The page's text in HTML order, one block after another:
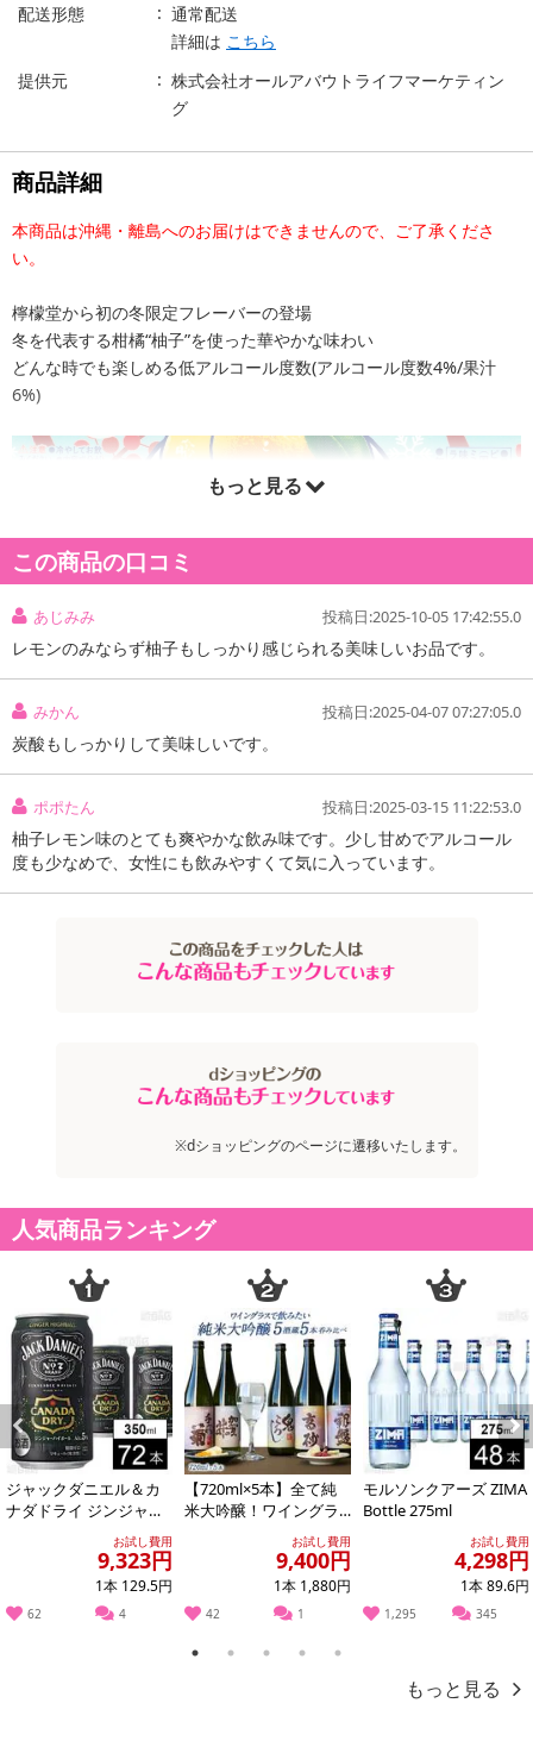
配送形態
通常配送
詳細は こちら
提供元
株式会社オールアバウトライフマーケティン
グ
商品詳細
本商品は沖縄・離島へのお届けはできませんので、ご了承くださ
い。
檸檬堂から初の冬限定フレーバーの登場
冬を代表する柑橘“柚子”を使った華やかな味わい
どんな時でも楽しめる低アルコール度数(アルコール度数4%/果汁
6%)
お申込みの際は 「商品情報」に記載されている「注意事項」を
必ずご確認ください。
記載されている内容を必ずご確認いただき、お届けする商品セット
にご納得いただきましたうえでお申し込みください。
※パッケージ変更や商品リニューアル(成分など含む)等により、参考
の掲載画像や画像内のバーコードなど、お届け商品と多少異なる場
合がございます。
また、[新たな加工食品の原料原産地表示制度]の経過措置期間の終
了により、商品詳細内に記載の原産国・原材料の表記が旧表記の場
合がございます。
あらかじめご了承いただいた上でお申込みください。なお、本理由
によるお申込み後のキャンセル・返品交換は対応いたしかねます。
【お支払いについて】
※送料はお試し費用に含まれております。
※お支払い方法は、電話料金合算払い、クレジットカード、dポイン
トの利用となります。
【発送・お届け・商品について】
※お申込み頂きました商品の同梱、お届けの日時指定はいたしかね
もっと見る
この商品の口コミ
あじみみ 投稿日:2025-10-05 17:42:55.0
レモンのみならず柚子もしっかり感じられる美味しいお品です。
みかん 投稿日:2025-04-07 07:27:05.0
炭酸もしっかりして美味しいです。
ポポたん 投稿日:2025-03-15 11:22:53.0
柚子レモン味のとても爽やかな飲み味です。少し甘めでアルコール
度も少なめで、女性にも飲みやすくて気に入っています。
※dショッピングのページに遷移いたします。
人気商品ランキング
Previous
ジャックダニエル＆カ
ナダドライ ジンジャー
ハイボール 350mlお試し費用
9,323円
1本 129.5円
62 4
【720ml×5本】全て純
米大吟醸！ワイングラ
スで飲みたい厳選5酒
お試し費用
9,400円
1本 1,880円
42 1
モルソンクアーズ ZIMA
Bottle 275ml
お試し費用
4,298円
1本 89.6円
1,295 345
Next
1 2 3 4 5
もっと見る